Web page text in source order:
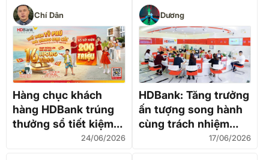
Chí Dân
Hàng chục khách
hàng HDBank trúng
thưởng sổ tiết kiệm
“trăm triệu” và24/06/2026
Dương
HDBank: Tăng trưởng
ấn tượng song hành
cùng trách nhiệm
17/06/2026